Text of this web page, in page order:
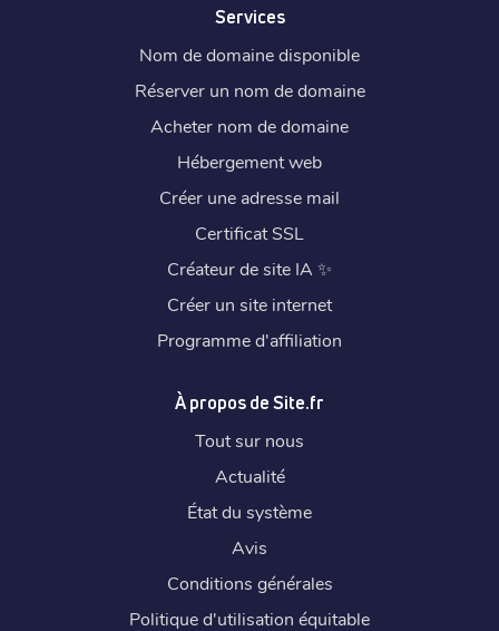
Services
Nom de domaine disponible
Réserver un nom de domaine
Acheter nom de domaine
Hébergement web
Créer une adresse mail
Certificat SSL
Créateur de site IA ✨
Créer un site internet
Programme d'affiliation
À propos de Site.fr
Tout sur nous
Actualité
État du système
Avis
Conditions générales
Politique d'utilisation équitable